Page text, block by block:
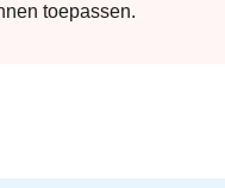
toepassen.